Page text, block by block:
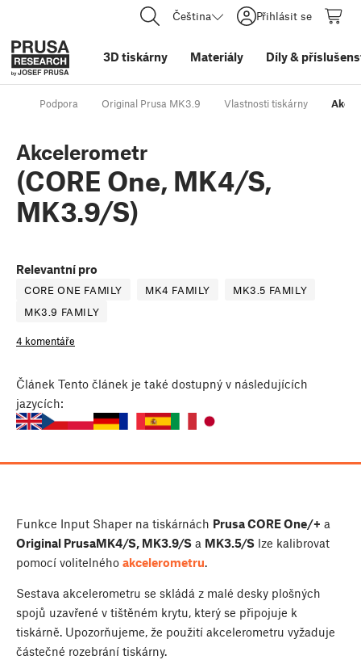
Čeština Přihlásit se
3D tiskárny Materiály Díly&
Podpora Original Prusa MK3.9 Vlastnosti tiskárny
Akcelerometr
(CORE One, MK4/S,
MK3.9/S)
Relevantní pro
CORE ONE FAMILY MK4 FAMILY
MK3.5 FAMILY
MK3.9 FAMILY
4 komentáře
Článek Tento článek je také dostupný v následujících
jazycích:
Funkce Input Shaper na tiskárnách Prusa CORE One/+ a
Original PrusaMK4/S, MK3.9/S a MK3.5/S lze kalibrovat
pomocí volitelného akcelerometru.
Sestava akcelerometru se skládá z malé desky plošných
spojů uzavřené v tištěném krytu, který se připojuje k
tiskárně. Upozorňujeme, že použití akcelerometru vyžaduje
částečné rozebrání tiskárny.